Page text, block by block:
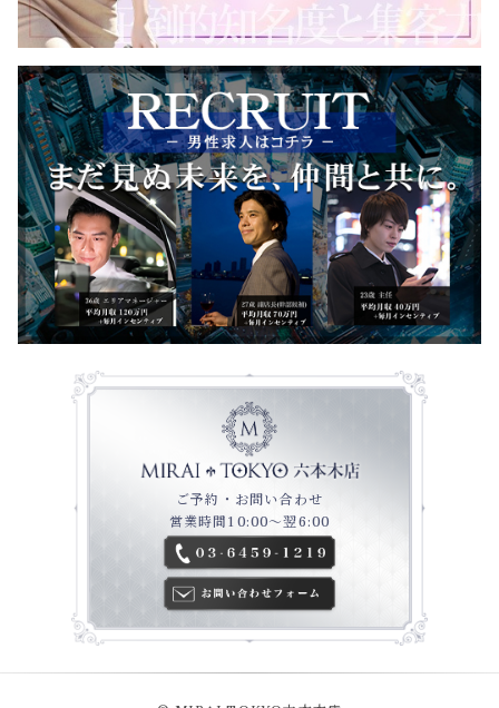
ご予約・お問い合わせ
営業時間10:00～翌6:00